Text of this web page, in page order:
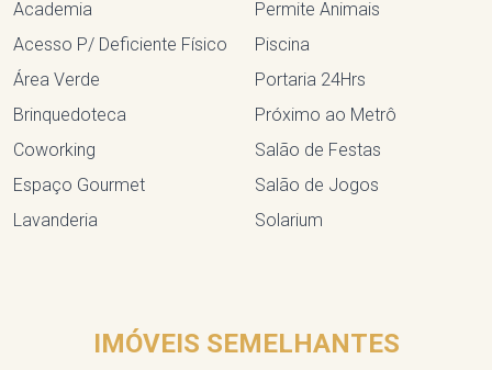
Academia
Acesso P/ Deficiente Físico
Área Verde
Brinquedoteca
Coworking
Espaço Gourmet
Lavanderia
Permite Animais
Piscina
Portaria 24Hrs
Próximo ao Metrô
Salão de Festas
Salão de Jogos
Solarium
IMÓVEIS SEMELHANTES